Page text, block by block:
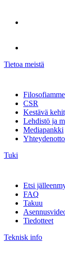
Tietoa meistä
Filosofiamme
CSR
Kestävä
Lehdistö ja
Mediapankki
Yhteydenotto
Tuki
Etsi
FAQ
Takuu
Tiedotteet
Teknisk info